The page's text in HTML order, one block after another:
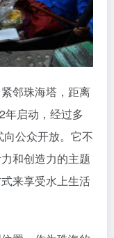
邻珠海塔，距离
年启动，经过多
公众开放。它不
和创造力的主题
来享受水上生活